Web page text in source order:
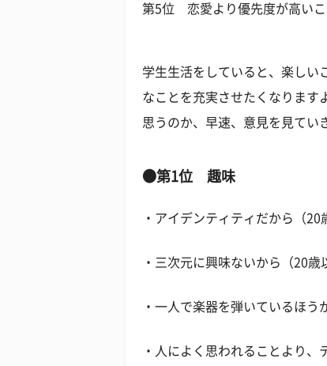
第5位 恋愛より優先度が高いこ
学生生活をしていると、楽し
なことを充実させたくなります
思うのか、早速、意見を見てい
●第1位 趣味
・アイデンティティだから（20
・三次元に興味ないから（20歳
・一人で楽器を弾いているほう
・人によく思われることより